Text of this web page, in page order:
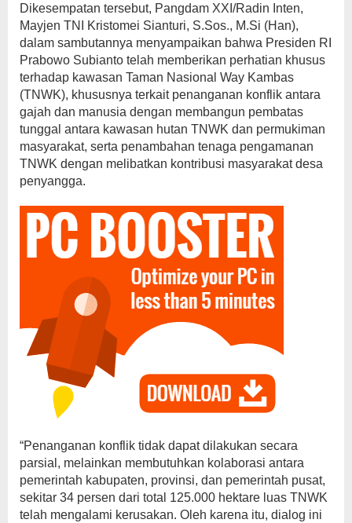
Dikesempatan tersebut, Pangdam XXI/Radin Inten,
Mayjen TNI Kristomei Sianturi, S.Sos., M.Si (Han),
dalam sambutannya menyampaikan bahwa Presiden RI
Prabowo Subianto telah memberikan perhatian khusus
terhadap kawasan Taman Nasional Way Kambas
(TNWK), khususnya terkait penanganan konflik antara
gajah dan manusia dengan membangun pembatas
tunggal antara kawasan hutan TNWK dan permukiman
masyarakat, serta penambahan tenaga pengamanan
TNWK dengan melibatkan kontribusi masyarakat desa
penyangga.
“Penanganan konflik tidak dapat dilakukan secara
parsial, melainkan membutuhkan kolaborasi antara
pemerintah kabupaten, provinsi, dan pemerintah pusat,
sekitar 34 persen dari total 125.000 hektare luas TNWK
telah mengalami kerusakan. Oleh karena itu, dialog ini